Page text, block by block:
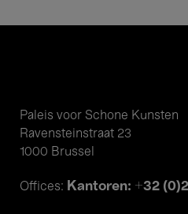
Paleis voor Schone Kunsten
Ravensteinstraat 23
1000 Brussel
Offices: Kantoren: +32